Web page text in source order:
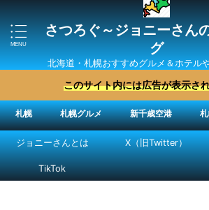
さつろぐ～ジョニーさん
グ
北海道・札幌おすすめグルメ＆ホテル
略法を紹介 ″ジョニーさん“
このサイト内には広告が表示さ
札幌 札幌グルメ 新千歳空港
ジョニーさんとは X（旧Twitter）
TikTok